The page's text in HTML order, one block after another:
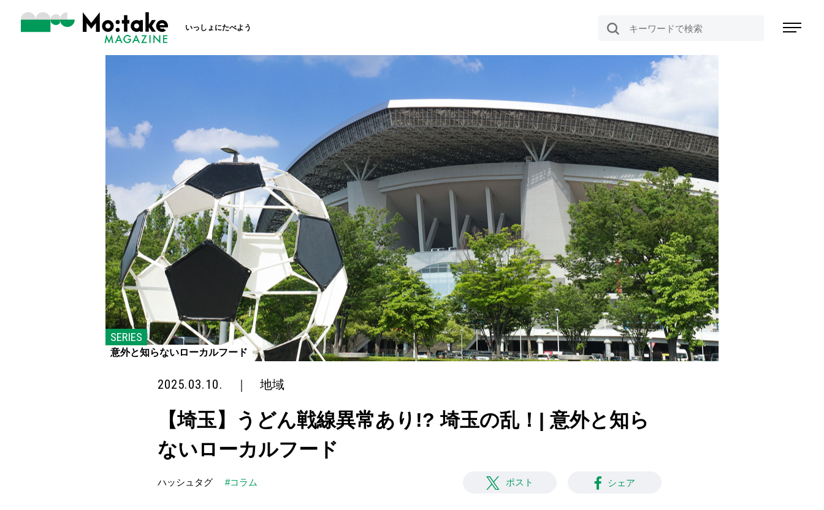
いっしょにたべよう
SERIES
意外と知らないローカルフード
2025.03.10. 地域
【埼玉】うどん戦線異常あり!? 埼玉の乱！| 意外と知ら
ないローカルフード
ハッシュタグ #コラム ポスト シェア